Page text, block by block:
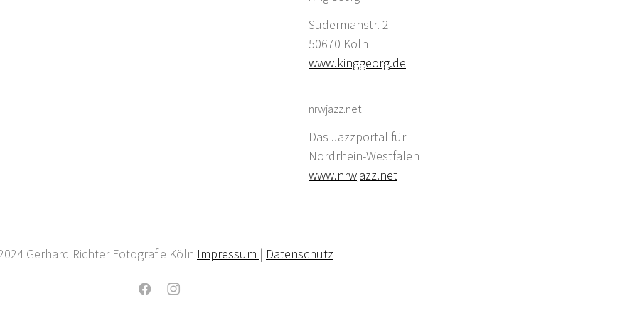
Sudermanstr. 2
50670 Köln
www.kinggeorg.de
nrwjazz.net
Das Jazzportal für
Nordrhein-Westfalen
www.nrwjazz.net
Gerhard Richter Fotografie Köln Impressum | Datenschutz
FacebookInstagram